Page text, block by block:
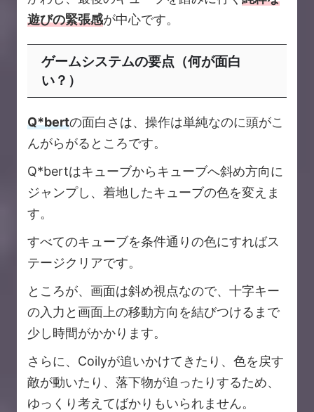
遊びの緊張感が中心です。
ゲームシステムの要点（何が面白
い？）
Q*bertの面白さは、操作は単純なのに頭がこ
んがらがるところです。
Q*bertはキューブからキューブへ斜め方向に
ジャンプし、着地したキューブの色を変えま
す。
すべてのキューブを条件通りの色にすればス
テージクリアです。
ところが、画面は斜め視点なので、十字キー
の入力と画面上の移動方向を結びつけるまで
少し時間がかかります。
さらに、Coilyが追いかけてきたり、色を戻す
敵が動いたり、落下物が迫ったりするため、
ゆっくり考えてばかりもいられません。